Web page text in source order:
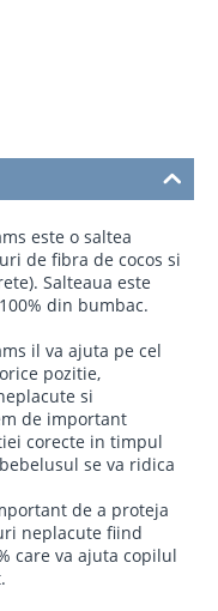
este o saltea
de fibra de cocos si
Salteaua este
din bumbac.
il va ajuta pe cel
pozitie,
si
de important
corecte in timpul
se va ridica
de a proteja
neplacute fiind
care va ajuta copilul